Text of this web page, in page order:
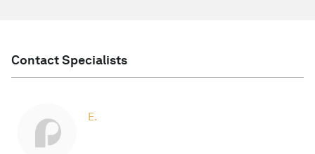
Contact Specialists
E.